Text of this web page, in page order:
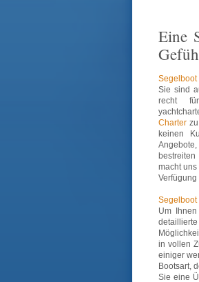
Eine
Segelboot
Sie sind
recht
Charterzu
keinen
macht
Verfügung
Segelboot
Um
in vollen
einiger
Bootsart,
Sie eine